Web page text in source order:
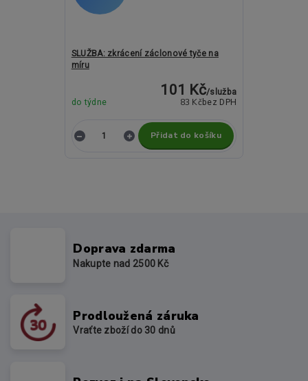
SLUŽBA: zkrácení záclonové tyče na
míru
101 Kč/služba
83 Kč bez DPH
do týdne
Přidat do košíku
Doprava zdarma
Nakupte nad 2500 Kč
Prodloužená záruka
Vraťte zboží do 30 dnů